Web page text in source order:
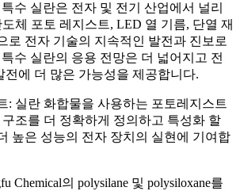
특수 실란은 전자 및 전기 산업에서 널리
체 포토 레지스트, LED 열 기름, 단열 재
로 전자 기술의 지속적인 발전과 진보로
특수 실란의 응용 전망은 더 넓어지고 전
전에 더 많은 가능성을 제공합니다.
: 실란 화합물을 사용하는 포토레지스트
조를 더 정확하게 정의하고 특성화 할
높은 성능의 전자 장치의 실현에 기여합
Chemical의 polysilane 및 polysiloxane를